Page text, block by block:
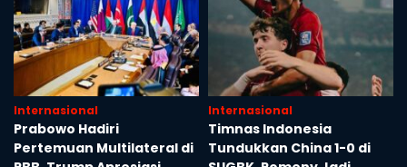
Internasional
Prabowo Hadiri
Pertemuan Multilateral di
Internasional
Timnas Indonesia
Tundukkan China 1-0 di